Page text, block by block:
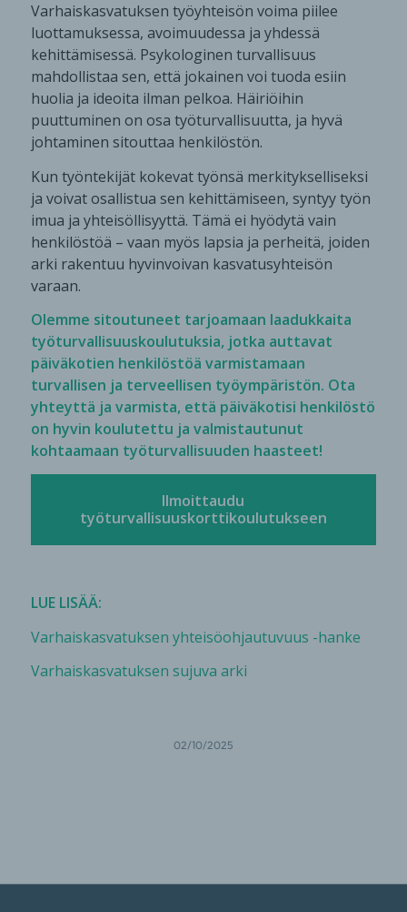
Varhaiskasvatuksen työyhteisön voima piilee
luottamuksessa, avoimuudessa ja yhdessä
kehittämisessä. Psykologinen turvallisuus
mahdollistaa sen, että jokainen voi tuoda esiin
huolia ja ideoita ilman pelkoa. Häiriöihin
puuttuminen on osa työturvallisuutta, ja hyvä
johtaminen sitouttaa henkilöstön.
Kun työntekijät kokevat työnsä merkitykselliseksi
ja voivat osallistua sen kehittämiseen, syntyy työn
imua ja yhteisöllisyyttä. Tämä ei hyödytä vain
henkilöstöä – vaan myös lapsia ja perheitä, joiden
arki rakentuu hyvinvoivan kasvatusyhteisön
varaan.
Olemme sitoutuneet tarjoamaan laadukkaita
työturvallisuuskoulutuksia, jotka auttavat
päiväkotien henkilöstöä varmistamaan
turvallisen ja terveellisen työympäristön. Ota
yhteyttä ja varmista, että päiväkotisi henkilöstö
on hyvin koulutettu ja valmistautunut
kohtaamaan työturvallisuuden haasteet!
Ilmoittaudu
työturvallisuuskorttikoulutukseen
LUE LISÄÄ:
Varhaiskasvatuksen yhteisöohjautuvuus -hanke
Varhaiskasvatuksen sujuva arki
02/10/2025